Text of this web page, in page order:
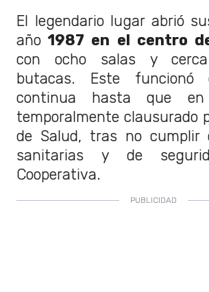
El legendario lugar abrió
año 1987 en el centro
con ocho salas y
butacas. Este funcionó
continua hasta que
temporalmente clausurado
de Salud, tras no cumplir
sanitarias y de
Cooperativa.